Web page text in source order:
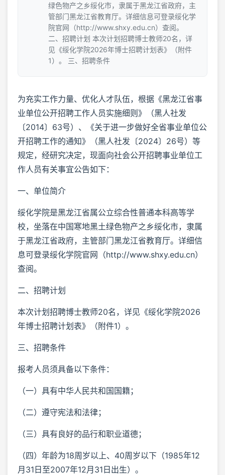
绿色物产之乡绥化市，隶属于黑龙江省政府，主
管部门黑龙江省教育厅。详细信息可登录绥化学
院官网（http://www.shxy.edu.cn）查阅。
二、招聘计划 本次计划招聘博士教师20名，详
见《绥化学院2026年博士招聘计划表》（附件
1）。 三、招聘条件
为充实工作力量、优化人才队伍，根据《黑龙江省事
业单位公开招聘工作人员实施细则》（黑人社发
〔2014〕63号）、《关于进一步做好全省事业单位公
开招聘工作的通知》（黑人社发〔2024〕26号）等
规定，经研究决定，现面向社会公开招聘事业单位工
作人员有关事宜公告如下：
一、单位简介
绥化学院是黑龙江省属公立综合性普通本科高等学
校，坐落在中国寒地黑土绿色物产之乡绥化市，隶属
于黑龙江省政府，主管部门黑龙江省教育厅。详细信
息可登录绥化学院官网（http://www.shxy.edu.cn）
查阅。
二、招聘计划
本次计划招聘博士教师20名，详见《绥化学院2026
年博士招聘计划表》（附件1）。
三、招聘条件
报考人员须具备以下条件：
（一）具有中华人民共和国国籍；
（二）遵守宪法和法律；
（三）具有良好的品行和职业道德；
（四）年龄为18周岁以上、40周岁以下（1985年12
月31日至2007年12月31日出生）。